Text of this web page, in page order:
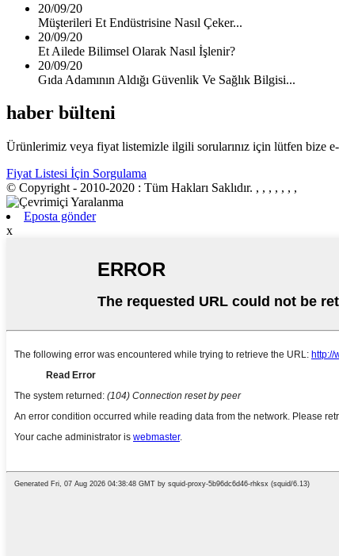
20/09/20
Müşterileri Et Endüstrisine Nasıl Çeker...
20/09/20
Et Ailede Bilimsel Olarak Nasıl İşlenir?
20/09/20
Gıda Adamının Aldığı Güvenlik Ve Sağlık Bilgisi...
haber bülteni
Ürünlerimiz veya fiyat listemizle ilgili sorularınız için lütfen bize e-
Fiyat Listesi İçin Sorgulama
© Copyright - 2010-2020 : Tüm Hakları Saklıdır. , , , , , , ,
Eposta gönder
x